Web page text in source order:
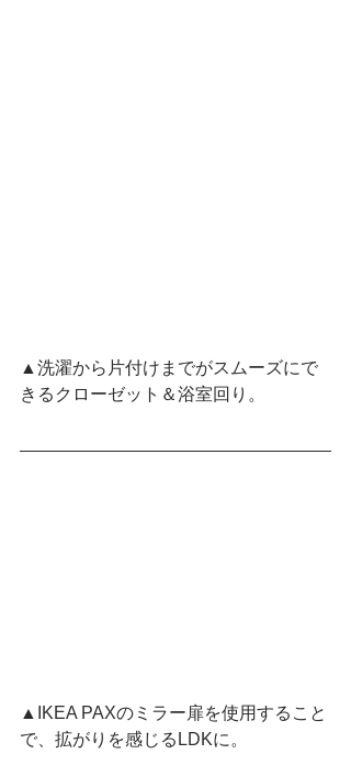
▲洗濯から片付けまでがスムーズにで
きるクローゼット＆浴室回り。
▲IKEA PAXのミラー扉を使用すること
で、拡がりを感じるLDKに。